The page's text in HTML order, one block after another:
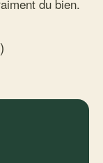
du bien.